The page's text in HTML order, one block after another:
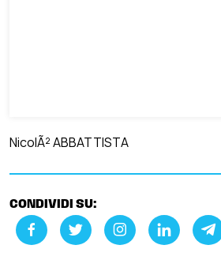
NicolÃ² ABBATTISTA
CONDIVIDI SU: